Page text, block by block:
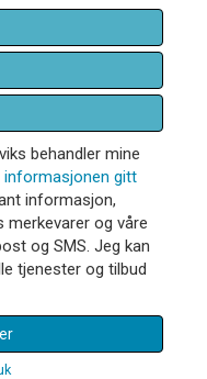
behandler mine
informasjonen gitt
informasjon,
merkevarer og våre
og SMS. Jeg kan
tjenester og tilbud